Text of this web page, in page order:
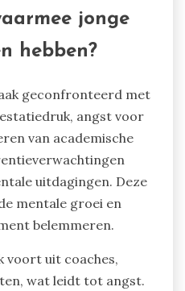
jonge
hebben?
geconfronteerd met
angst voor
van academische
uitdagingen. Deze
mentale groei en
belemmeren.
voort uit coaches,
wat leidt tot angst.